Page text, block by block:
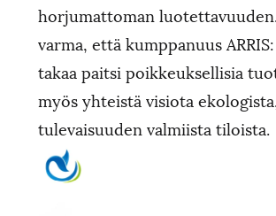
horjumattoman
varma, että kumppanuus
takaa paitsi poikkeuksellisia
myös yhteistä visiota
tulevaisuuden valmiista tiloista.